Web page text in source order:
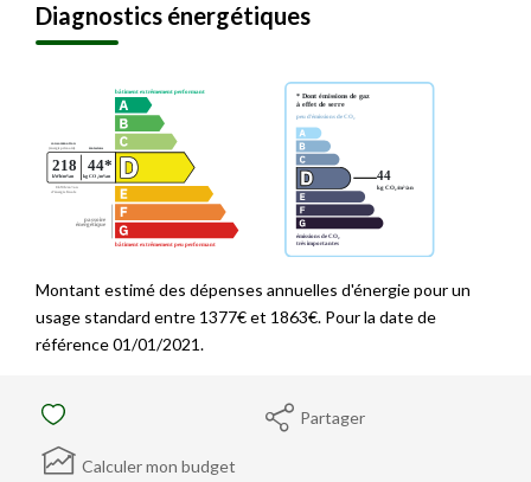
Diagnostics énergétiques
Montant estimé des dépenses annuelles d'énergie pour un
usage standard entre 1377€ et 1863€. Pour la date de
référence 01/01/2021.
Partager
Calculer mon budget